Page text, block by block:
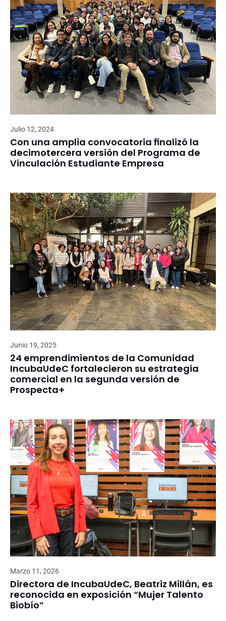
Julio 12, 2024
Con una amplia convocatoria finalizó la
decimotercera versión del Programa de
Vinculación Estudiante Empresa
Junio 19, 2025
24 emprendimientos de la Comunidad
IncubaUdeC fortalecieron su estrategia
comercial en la segunda versión de
Prospecta+
Marzo 11, 2026
Directora de IncubaUdeC, Beatriz Millán, es
reconocida en exposición “Mujer Talento
Biobío”